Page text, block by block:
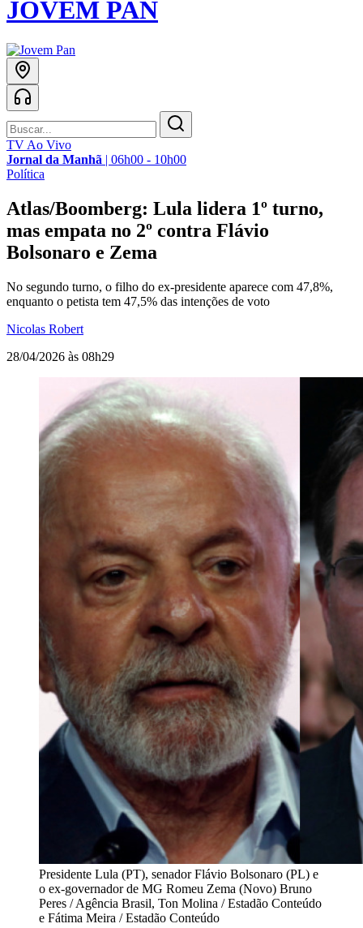
JOVEM PAN
TV Ao Vivo
Jornal da Manhã | 06h00 - 10h00
Política
Atlas/Boomberg: Lula lidera 1º turno,
mas empata no 2º contra Flávio
Bolsonaro e Zema
No segundo turno, o filho do ex-presidente aparece com 47,8%,
enquanto o petista tem 47,5% das intenções de voto
Nicolas Robert
28/04/2026 às 08h29
Presidente Lula (PT), senador Flávio Bolsonaro (PL) e
o ex-governador de MG Romeu Zema (Novo) Bruno
Peres / Agência Brasil, Ton Molina / Estadão Conteúdo
e Fátima Meira / Estadão Conteúdo